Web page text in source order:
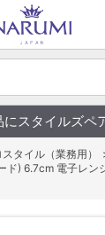
スタイルズペ
タイル（業務用）
ド) 6.7cm 電子レン